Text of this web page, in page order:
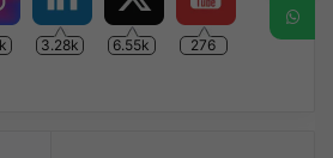
3.28k 6.55k 276